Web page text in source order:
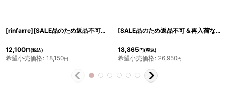
[rinfarre][SALE品のため返品不可＆再入荷なしの現品限り]ミント系・オリジナル・ジオメトリック・ノースリーブ・タイト・膝丈・ミディアムドレス・ワンピース[山崎みどり着用][送料無料]
12,100円(税込)
希望小売価格: 18,150円
[SALE品のため返品不可＆再入荷なしの現品限り][ERUKEI]Vネック・ノースリーブ・リボン・マーメイド・ミディアムドレス・ワンピース[山崎みどり着用]
18,865円(税込)
希望小売価格: 26,950円